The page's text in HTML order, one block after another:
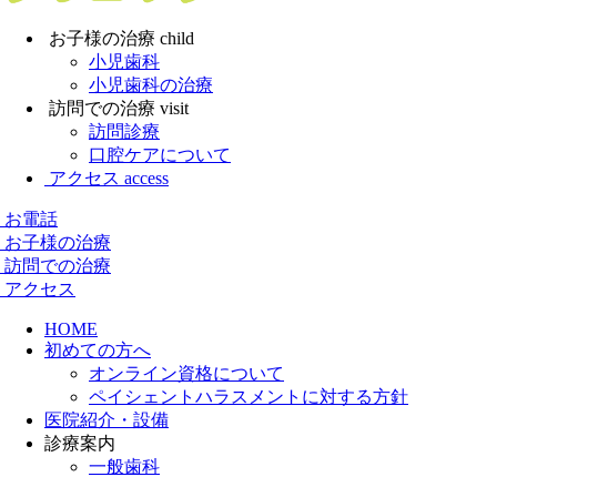
お子様の治療 child
小児歯科
小児歯科の治療
訪問での治療 visit
訪問診療
口腔ケアについて
アクセス access
お電話
お子様の治療
訪問での治療
アクセス
HOME
初めての方へ
オンライン資格について
ペイシェントハラスメントに対する方針
医院紹介・設備
診療案内
一般歯科